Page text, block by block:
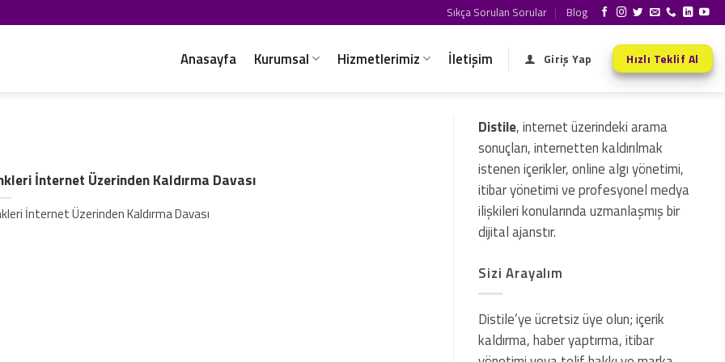
Sıkça Sorulan Sorular Blog
Anasayfa Kurumsal Hizmetlerimiz İletişim Giriş Yap Hızlı Teklif Al
İnternet Üzerinden Kaldırma Davası
İnternet Üzerinden Kaldırma Davası
Distile, internet üzerindeki arama
sonuçları, internetten kaldırılmak
istenen içerikler, online algı yönetimi,
itibar yönetimi ve profesyonel medya
ilişkileri konularında uzmanlaşmış bir
dijital ajanstır.
Sizi Arayalım
Distile’ye ücretsiz üye olun; içerik
kaldırma, haber yaptırma, itibar